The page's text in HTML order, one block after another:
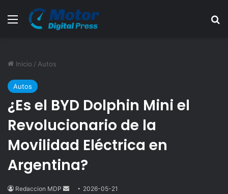
Menú
Inicio / Autos
Autos
¿Es el BYD Dolphin Mini el
Revolucionario de la
Movilidad Eléctrica en
Argentina?
Redaccion MDP
Send2026-05-21